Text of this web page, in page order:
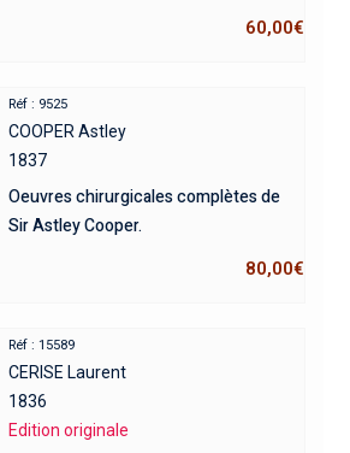
60,00€
Réf : 9525
COOPER Astley
1837
Oeuvres chirurgicales complètes de
Sir Astley Cooper.
80,00€
Réf : 15589
CERISE Laurent
1836
Edition originale